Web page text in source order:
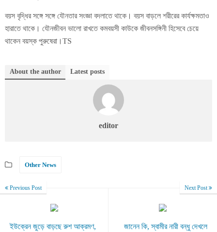
বয়স বৃদ্ধির সঙ্গে সঙ্গে যৌনতার সংজ্ঞা বদলাতে থাকে। বয়স বাড়লে শরীরের কার্যক্ষমতাও
হারাতে থাকে। যৌনজীবন ভালো রাখতে কমবয়সী কাউকে জীবনসঙ্গিনী হিসেবে চেয়ে
থাকেন বয়স্ক পুরুষেরা।TS
About the author Latest posts
editor
Other News
Previous Post
ইউক্রেন জুড়ে বাড়ছে রুশ আক্রমণ,
Next Post
জানেন কি, স্বামীর নারী বন্ধু দেখলে